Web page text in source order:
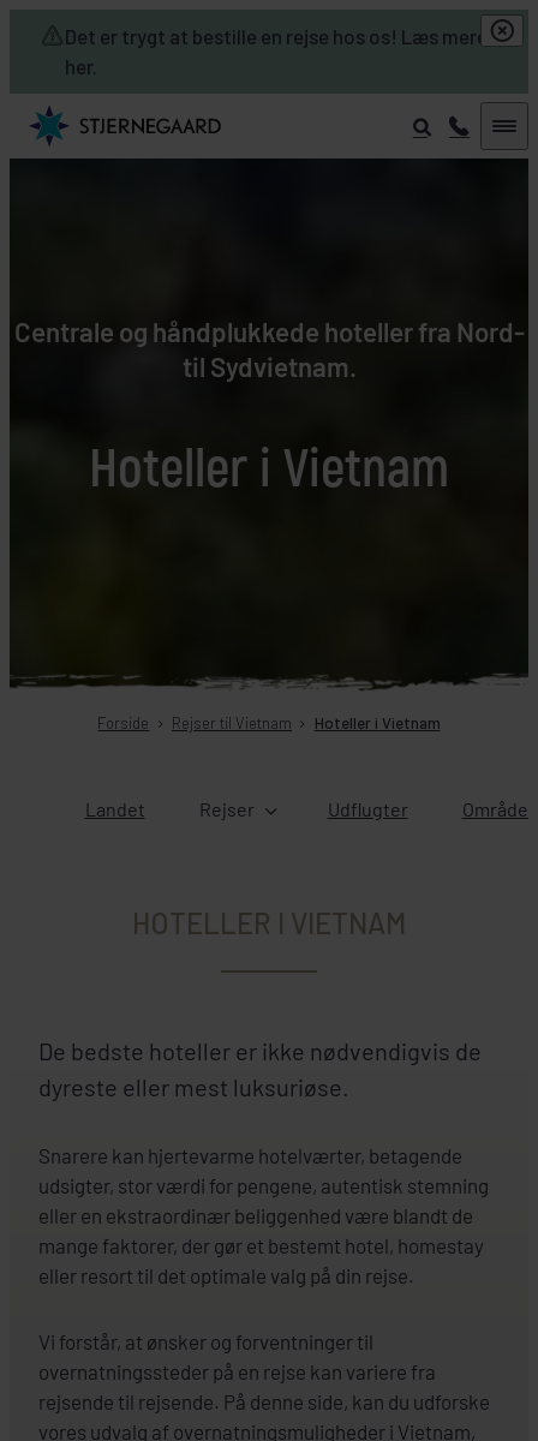
Det er trygt at bestille en rejse hos os! Læs mere
her.
Skip to main content
Hoteller i Vietnam
Centrale og håndplukkede hoteller fra Nord-
til Sydvietnam.
Forside Rejser til Vietnam Hoteller i Vietnam
Landet Rejser Udflugter
HOTELLER I VIETNAM
De bedste hoteller er ikke nødvendigvis de
dyreste eller mest luksuriøse.
Snarere kan hjertevarme hotelværter, betagende
udsigter, stor værdi for pengene, autentisk stemning
eller en ekstraordinær beliggenhed være blandt de
mange faktorer, der gør et bestemt hotel, homestay
eller resort til det optimale valg på din rejse.
Vi forstår, at ønsker og forventninger til
overnatningssteder på en rejse kan variere fra
rejsende til rejsende. På denne side, kan du udforske
vores udvalg af overnatningsmuligheder i Vietnam,